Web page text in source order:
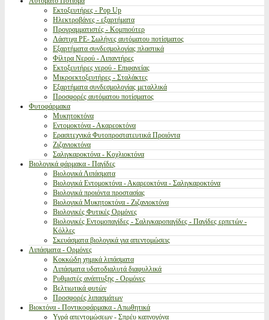
Εκτοξευτήρες - Pop Up
Ηλεκτροβάνες - εξαρτήματα
Προγραμματιστές - Κομπιούτερ
Λάστιχα PE- Σωλήνες αυτόματου ποτίσματος
Εξαρτήματα συνδεσμολογίας πλαστικά
Φίλτρα Νερού - Λιπαντήρες
Εκτοξευτήρες νερού - Επιφανείας
Μικροεκτοξευτήρες - Σταλάκτες
Εξαρτήματα συνδεσμολογίας μεταλλικά
Προσφορές αυτόματου ποτίσματος
Φυτοφάρμακα
Μυκητοκτόνα
Εντομοκτόνα - Ακαρεοκτόνα
Ερασιτεχνικά Φυτοπροστατευτικά Προιόντα
Ζιζανιοκτόνα
Σαλιγκαροκτόνα - Κοχλιοκτόνα
Βιολογικά φάρμακα - Παγίδες
Βιολογικά Λιπάσματα
Βιολογικά Εντομοκτόνα - Ακαρεοκτόνα - Σαλιγκαροκτόνα
Βιολογικά προιόντα προστασίας
Βιολογικά Μυκητοκτόνα - Ζιζανιοκτόνα
Βιολογικές Φυτικές Ορμόνες
Βιολογικές Εντομοπαγίδες - Σαλιγκαροπαγίδες - Παγίδες ερπετών -
Κόλλες
Σκευάσματα βιολογικά για απεντομώσεις
Λιπάσματα - Ορμόνες
Κοκκώδη χημικά λιπάσματα
Λιπάσματα υδατοδιαλυτά διαφυλλικά
Ρυθμιστές ανάπτυξης - Ορμόνες
Βελτιωτικά φυτών
Προσφορές λιπασμάτων
Βιοκτόνα - Ποντικοφάρμακα - Απωθητικά
Υγρά απεντομώσεων - Σπρέυ καπνογόνα